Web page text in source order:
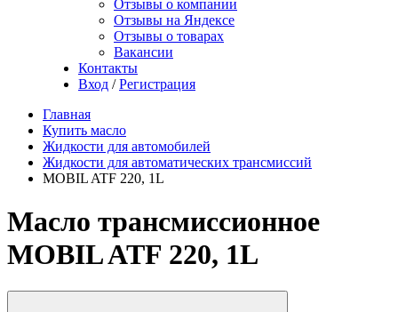
Отзывы о компании
Отзывы на Яндексе
Отзывы о товарах
Вакансии
Контакты
Вход / Регистрация
Главная
Купить масло
Жидкости для автомобилей
Жидкости для автоматических трансмиссий
MOBIL ATF 220, 1L
Масло трансмиссионное
MOBIL ATF 220, 1L